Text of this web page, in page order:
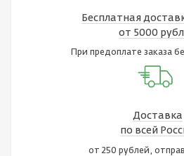
Бесплатная
от 5000
При предоплате заказа
Доставка
по всей
от 250 рублей,